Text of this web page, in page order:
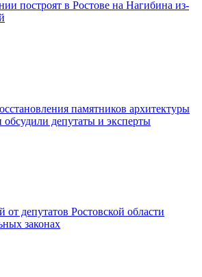
построят в Ростове на Нагибина из-
памятников архитектуры
обсудили депутаты и эксперты
депутатов Ростовской области
законах